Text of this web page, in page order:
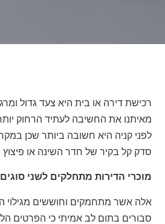
רכישת דירה או בית היא צעד גדול
מאיתנו את החשיבה לעתיד הרחוק
לפני קניה היא חשובה ביותר שכן
סדק קל בקיר של חדר השינה או
מוכרי הדירות מתחלקים לשני
אלה אשר מתחמקים וחוששים
סבורים בתום לב אמיתי כי הפרטים